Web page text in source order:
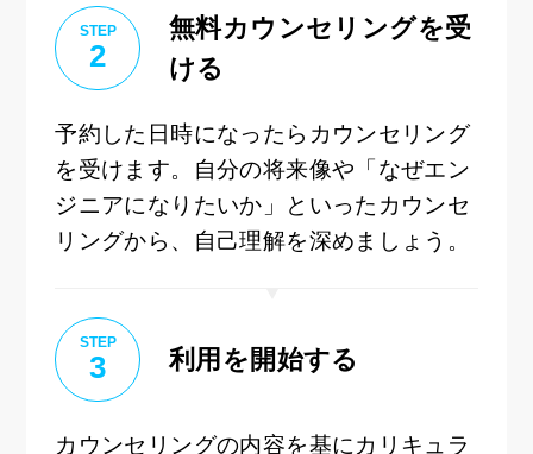
STEP
2
無料カウンセリングを受
ける
予約した日時になったらカウンセリング
を受けます。自分の将来像や「なぜエン
ジニアになりたいか」といったカウンセ
リングから、自己理解を深めましょう。
STEP
3 利用を開始する
カウンセリングの内容を基にカリキュラ